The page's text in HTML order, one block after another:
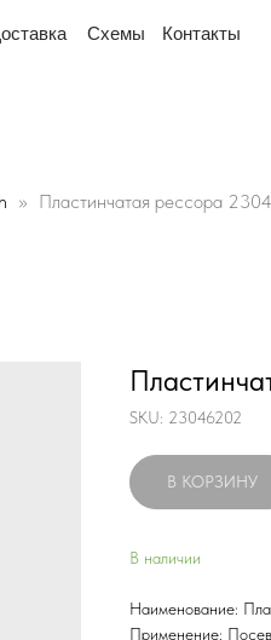
Схемы Контакты
"Мы переехали!
Пластинчатая рессора
SKU: 23046202
В КОРЗИНУ
В наличии
Наименование:
Применение: